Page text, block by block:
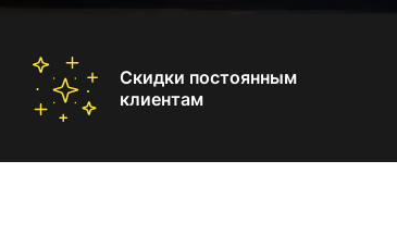
Скидки постоянным
клиентам